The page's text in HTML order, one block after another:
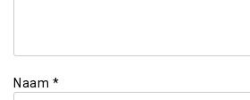
Naam *